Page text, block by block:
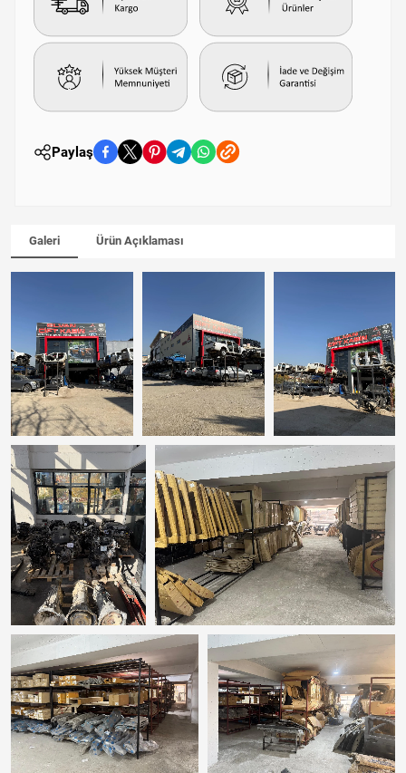
Paylaş
Galeri Ürün Açıklaması